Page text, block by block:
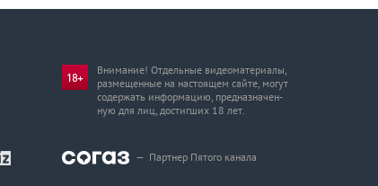
Внимание! Отдельные видеоматериалы,
размещенные на настоящем сайте, могут
содержать информацию, предназначен­
ную для лиц, достигших 18 лет.
— Партнер Пятого канала